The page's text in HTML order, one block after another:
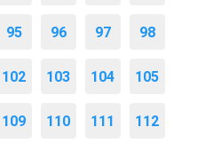
95 96 97 98
102 103 104 105
109 110 111 112